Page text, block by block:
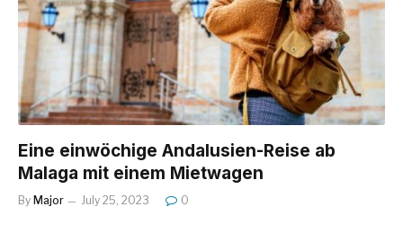
Eine einwöchige Andalusien-Reise ab
Malaga mit einem Mietwagen
By Major July 25, 2023 0